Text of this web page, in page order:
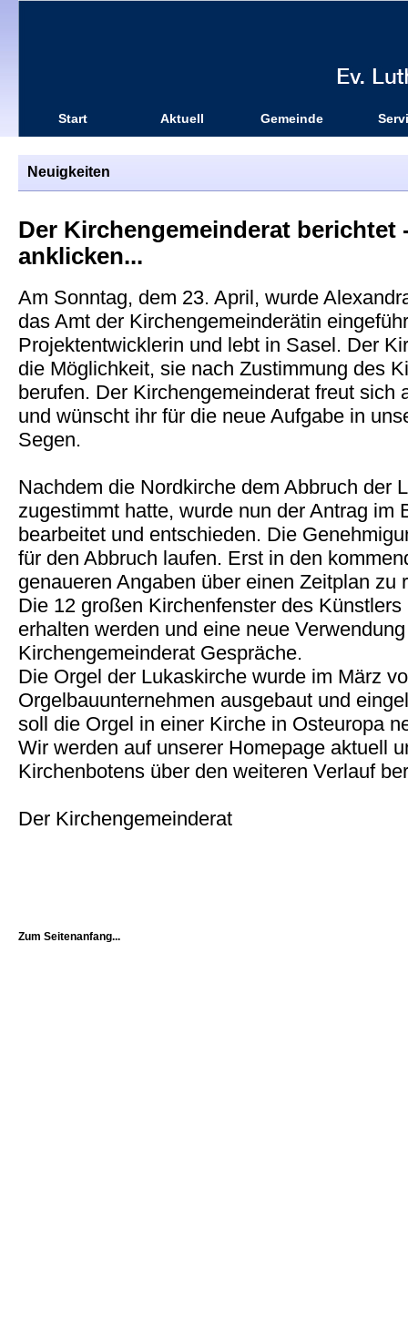
Start Aktuell Gemeinde
Neuigkeiten
Der Kirchengemeinderat berichtet
anklicken...
Am Sonntag, dem 23. April, wurde
das Amt der Kirchengemeinderätin
Projektentwicklerin und lebt in Sasel. Der
die Möglichkeit, sie nach Zustimmung des
berufen. Der Kirchengemeinderat freut sich
und wünscht ihr für die neue Aufgabe in
Segen.
Nachdem die Nordkirche dem Abbruch der
zugestimmt hatte, wurde nun der Antrag im
bearbeitet und entschieden. Die
für den Abbruch laufen. Erst in den
genaueren Angaben über einen Zeitplan zu
Die 12 großen Kirchenfenster des
erhalten werden und eine neue
Kirchengemeinderat Gespräche.
Die Orgel der Lukaskirche wurde im März
Orgelbauunternehmen ausgebaut und
soll die Orgel in einer Kirche in Osteuropa
Wir werden auf unserer Homepage aktuell
Kirchenbotens über den weiteren Verlauf
Der Kirchengemeinderat
Zum Seitenanfang...